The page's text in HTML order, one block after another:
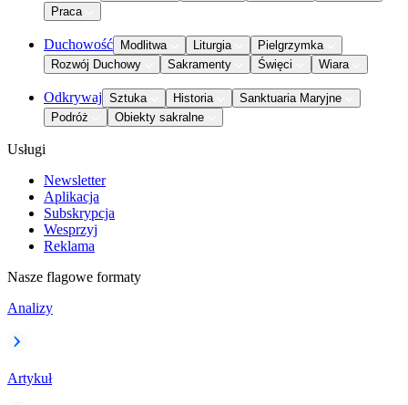
Praca
Duchowość Modlitwa Liturgia
Pielgrzymka
Rozwój Duchowy
Sakramenty Święci Wiara
Odkrywaj Sztuka Historia
Sanktuaria Maryjne
Podróż
Obiekty sakralne
Usługi
Newsletter
Aplikacja
Subskrypcja
Wesprzyj
Reklama
Nasze flagowe formaty
Analizy
Artykuł